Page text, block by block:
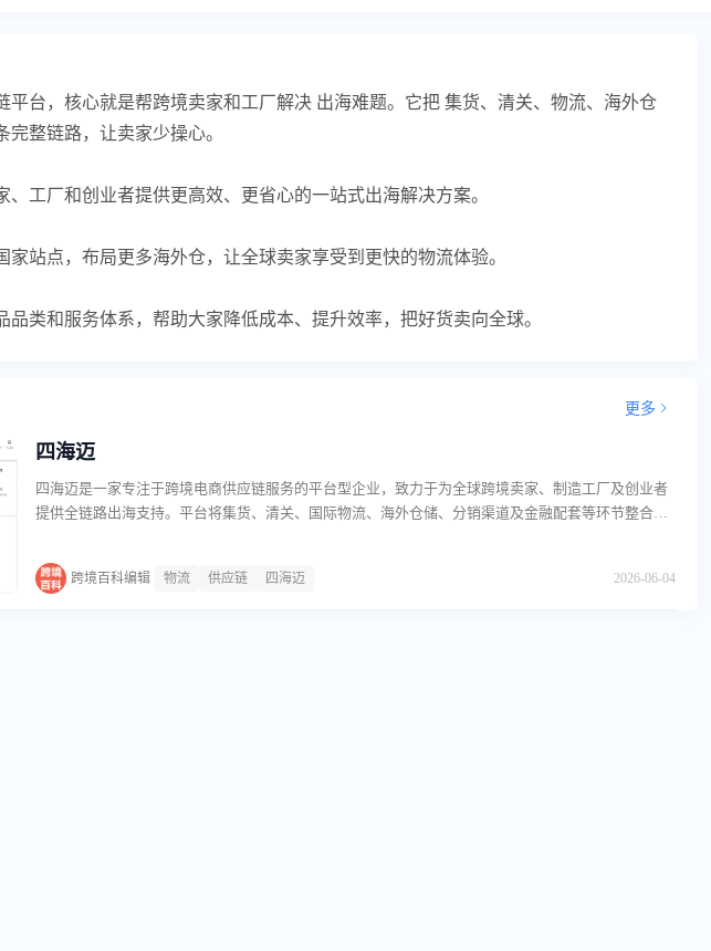
平台，核心就是帮跨境卖家和工厂解决 出海难题。它把 集货、清关、物流、海外仓
整链路，让卖家少操心。
、工厂和创业者提供更高效、更省心的一站式出海解决方案。
家站点，布局更多海外仓，让全球卖家享受到更快的物流体验。
品类和服务体系，帮助大家降低成本、提升效率，把好货卖向全球。
更多
四海迈
四海迈是一家专注于跨境电商供应链服务的平台型企业，致力于为全球跨境卖家、制造工厂及创业者
提供全链路出海支持。平台将集货、清关、国际物流、海外仓储、分销渠道及金融配套等环节整合为
块：集货服务，协助卖家完成国内货源的集中整合与初步处理；清关服务，提供进出口报关及相关合
规手续办理；国际物流，打通从国内仓库到海外终端的运输通道；海外仓储，在目标市场国家设立仓
跨境百科编辑 物流 供应链 四海迈 2026-06-04